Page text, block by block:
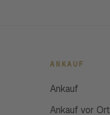
ANKAUF
Ankauf
Ankauf vor Ort